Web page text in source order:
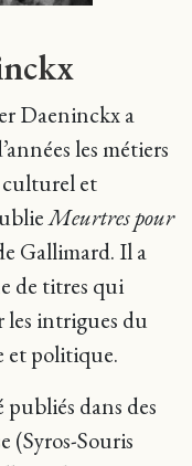
Daeninckx a
les métiers
et
Meurtres pour
Gallimard. Il a
de titres qui
les intrigues du
et politique.
publiés dans des
(Syros-Souris